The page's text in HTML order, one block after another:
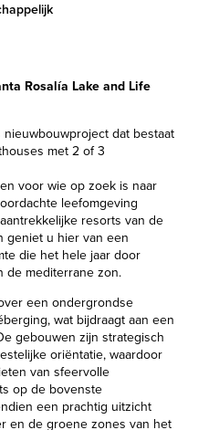
Rosalía Lake and Life
dat bestaat
met 2 of 3
voor wie op zoek is naar
leefomgeving
resorts van de
geniet u hier van een
die het hele jaar door
de mediterrane zon.
een ondergrondse
wat bijdraagt aan een
gebouwen zijn strategisch
oriëntatie, waardoor
van sfeervolle
op de bovenste
een prachtig uitzicht
en de groene zones van het